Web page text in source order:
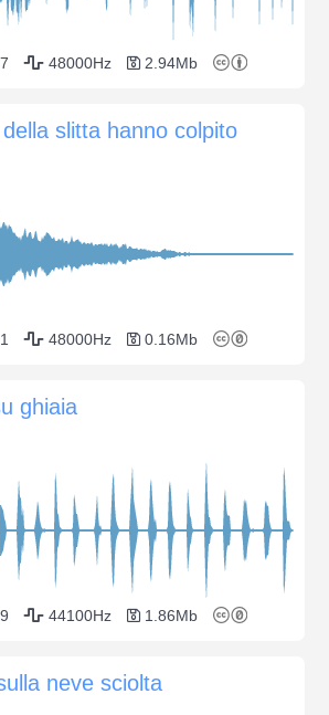
48000Hz 2.94Mb
slitta hanno colpito
48000Hz 0.16Mb
ghiaia
44100Hz 1.86Mb
neve sciolta